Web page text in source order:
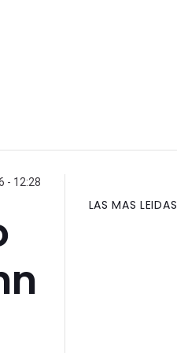
- 12:28
LAS MAS LEIDAS